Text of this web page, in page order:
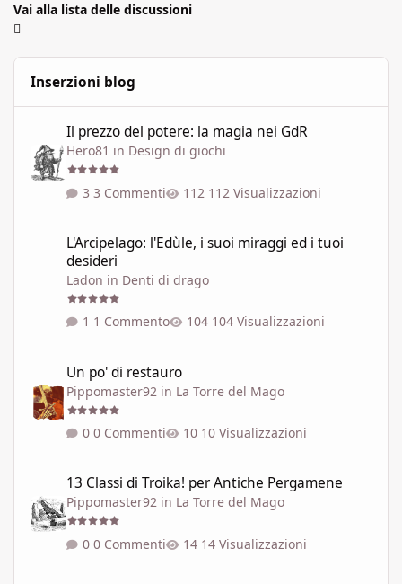
Vai alla lista delle discussioni
Inserzioni blog
Il prezzo del potere: la magia nei GdR
Hero81 in Design di giochi
3 Commenti 112 Visualizzazioni
L'Arcipelago: l'Edùle, i suoi miraggi ed i tuoi
desideri
Ladon in Denti di drago
1 Commento 104 Visualizzazioni
Un po' di restauro
Pippomaster92 in La Torre del Mago
0 Commenti 10 Visualizzazioni
13 Classi di Troika! per Antiche Pergamene
Pippomaster92 in La Torre del Mago
0 Commenti 14 Visualizzazioni